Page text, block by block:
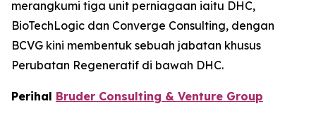
merangkumi tiga unit perniagaan iaitu DHC,
BioTechLogic dan Converge Consulting, dengan
BCVG kini membentuk sebuah jabatan khusus
Perubatan Regeneratif di bawah DHC.
Perihal Bruder Consulting & Venture Group